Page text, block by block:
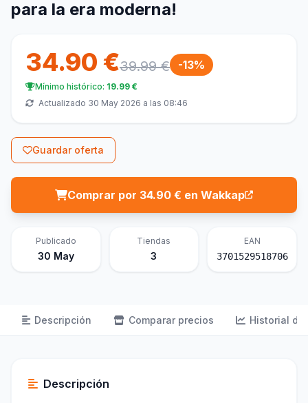
para la era moderna!
34.90 €39.99 € -13%
Mínimo histórico: 19.99 €
Actualizado 30 May 2026 a las 08:46
Guardar oferta
Comprar por 34.90 € en Wakkap
Publicado
30 May
Tiendas
3
EAN
3701529518706
Descripción Comparar precios Historial de
Descripción